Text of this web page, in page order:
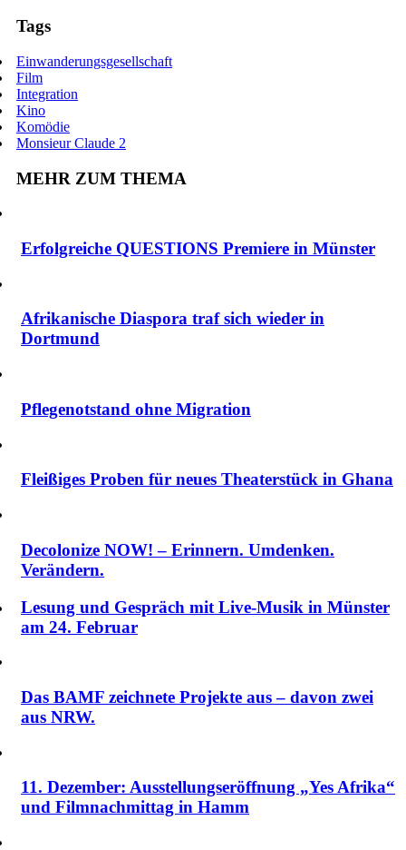
Tags
Einwanderungsgesellschaft
Film
Integration
Kino
Komödie
Monsieur Claude 2
MEHR ZUM THEMA
Erfolgreiche QUESTIONS Premiere in Münster
Afrikanische Diaspora traf sich wieder in
Dortmund
Pflegenotstand ohne Migration
Fleißiges Proben für neues Theaterstück in Ghana
Decolonize NOW! – Erinnern. Umdenken.
Verändern.
Lesung und Gespräch mit Live-Musik in Münster
am 24. Februar
Das BAMF zeichnete Projekte aus – davon zwei
aus NRW.
11. Dezember: Ausstellungseröffnung „Yes Afrika“
und Filmnachmittag in Hamm